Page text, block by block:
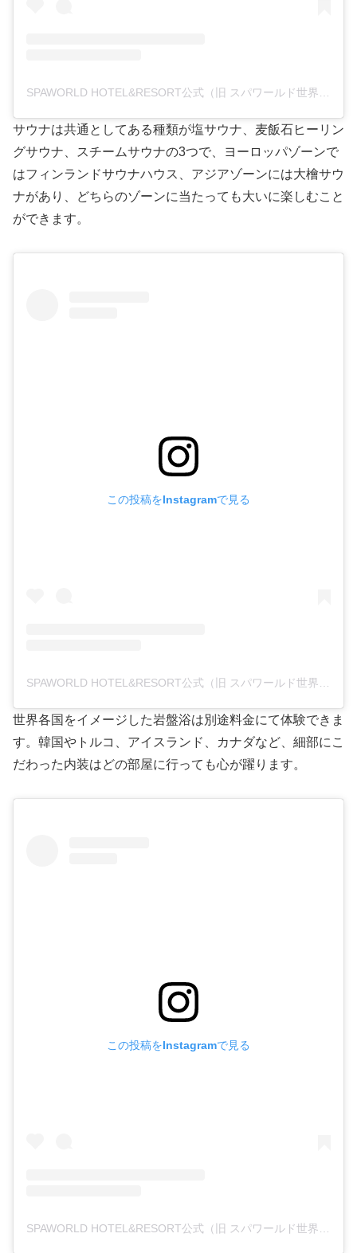
SPAWORLD HOTEL&RESORT公式（旧 スパワールド世界の大温泉）(@spaworld_jp)がシェアした投稿
サウナは共通としてある種類が塩サウナ、麦飯石ヒーリン
グサウナ、スチームサウナの3つで、ヨーロッパゾーンで
はフィンランドサウナハウス、アジアゾーンには大檜サウ
ナがあり、どちらのゾーンに当たっても大いに楽しむこと
ができます。
この投稿をInstagramで見る
世界各国をイメージした岩盤浴は別途料金にて体験できま
す。韓国やトルコ、アイスランド、カナダなど、細部にこ
だわった内装はどの部屋に行っても心が躍ります。
この投稿をInstagramで見る